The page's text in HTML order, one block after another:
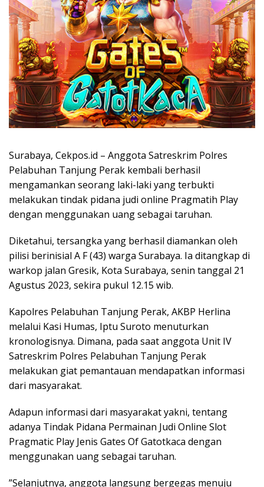
Surabaya, Cekpos.id – Anggota Satreskrim Polres
Pelabuhan Tanjung Perak kembali berhasil
mengamankan seorang laki-laki yang terbukti
melakukan tindak pidana judi online Pragmatih Play
dengan menggunakan uang sebagai taruhan.
Diketahui, tersangka yang berhasil diamankan oleh
pilisi berinisial A F (43) warga Surabaya. Ia ditangkap di
warkop jalan Gresik, Kota Surabaya, senin tanggal 21
Agustus 2023, sekira pukul 12.15 wib.
Kapolres Pelabuhan Tanjung Perak, AKBP Herlina
melalui Kasi Humas, Iptu Suroto menuturkan
kronologisnya. Dimana, pada saat anggota Unit IV
Satreskrim Polres Pelabuhan Tanjung Perak
melakukan giat pemantauan mendapatkan informasi
dari masyarakat.
Adapun informasi dari masyarakat yakni, tentang
adanya Tindak Pidana Permainan Judi Online Slot
Pragmatic Play Jenis Gates Of Gatotkaca dengan
menggunakan uang sebagai taruhan.
”Selanjutnya, anggota langsung bergegas menuju